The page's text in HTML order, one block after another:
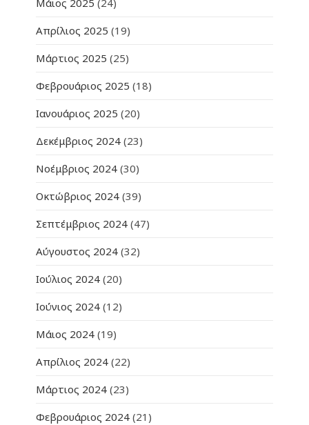
Μάιος 2025 (24)
Απρίλιος 2025 (19)
Μάρτιος 2025 (25)
Φεβρουάριος 2025 (18)
Ιανουάριος 2025 (20)
Δεκέμβριος 2024 (23)
Νοέμβριος 2024 (30)
Οκτώβριος 2024 (39)
Σεπτέμβριος 2024 (47)
Αύγουστος 2024 (32)
Ιούλιος 2024 (20)
Ιούνιος 2024 (12)
Μάιος 2024 (19)
Απρίλιος 2024 (22)
Μάρτιος 2024 (23)
Φεβρουάριος 2024 (21)